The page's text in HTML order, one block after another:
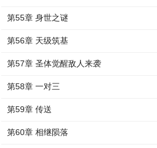
第55章 身世之谜
第56章 天级筑基
第57章 圣体觉醒敌人来袭
第58章 一对三
第59章 传送
第60章 相继陨落